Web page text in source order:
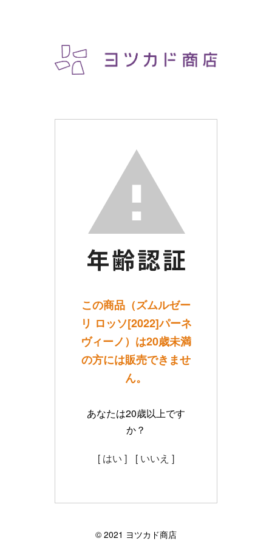
この商品（ズムルゼー
リ ロッソ[2022]パーネ
ヴィーノ）は20歳未満
の方には販売できませ
ん。
あなたは20歳以上です
か？
[ はい ] [ いいえ ]
©︎ 2021 ヨツカド商店